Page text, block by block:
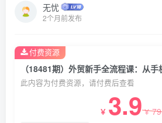
无忧
2个月前发布
此内容为付费资源，请付费后查看
￥ 3.9￥79
付费资源